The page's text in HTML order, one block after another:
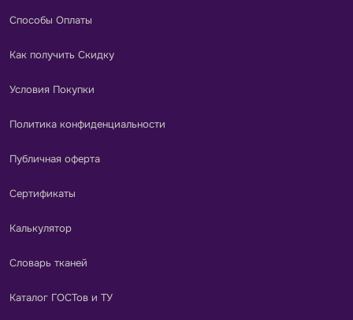
Способы Оплаты
Как получить Скидку
Условия Покупки
Политика конфиденциальности
Публичная оферта
Сертификаты
Калькулятор
Словарь тканей
Каталог ГОСТов и ТУ